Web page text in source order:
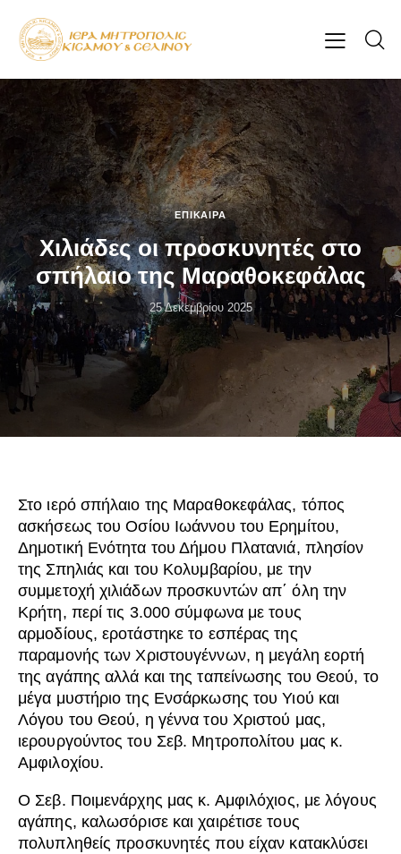
ΕΠΊΚΑΙΡΑ
Χιλιάδες οι προσκυνητές στο
σπήλαιο της Μαραθοκεφάλας
25 Δεκεμβρίου 2025
Στο ιερό σπήλαιο της Μαραθοκεφάλας, τόπος
ασκήσεως του Οσίου Ιωάννου του Ερημίτου,
Δημοτική Ενότητα του Δήμου Πλατανιά, πλησίον
της Σπηλιάς και του Κολυμβαρίου, με την
συμμετοχή χιλιάδων προσκυντών απ΄ όλη την
Κρήτη, περί τις 3.000 σύμφωνα με τους
αρμοδίους, εροτάστηκε το εσπέρας της
παραμονής των Χριστουγέννων, η μεγάλη εορτή
της αγάπης αλλά και της ταπείνωσης του Θεού, το
μέγα μυστήριο της Ενσάρκωσης του Υιού και
Λόγου του Θεού, η γέννα του Χριστού μας,
ιερουργούντος του Σεβ. Μητροπολίτου μας κ.
Αμφιλοχίου.
Ο Σεβ. Ποιμενάρχης μας κ. Αμφιλόχιος, με λόγους
αγάπης, καλωσόρισε και χαιρέτισε τους
πολυπληθείς προσκυνητές που είχαν κατακλύσει